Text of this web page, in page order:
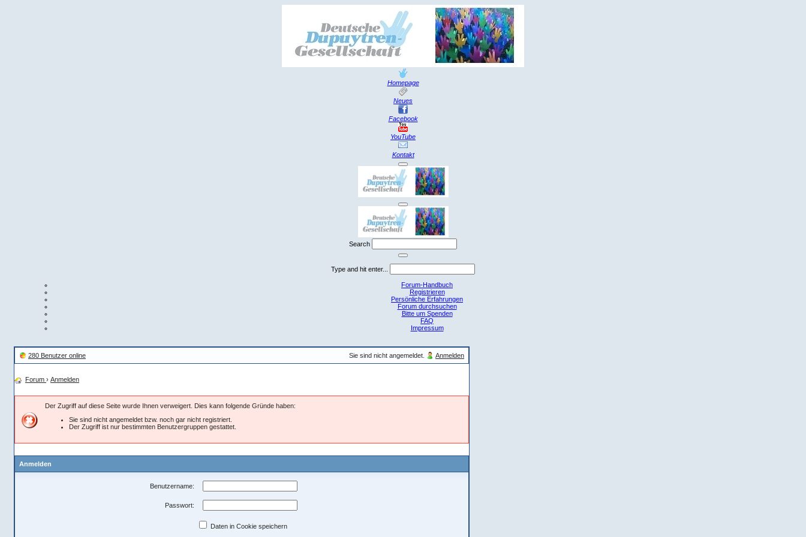
Homepage
Neues
Facebook
YouTube
Kontakt
Search
Type and hit enter...
Forum-Handbuch
Registrieren
Persönliche Erfahrungen
Forum durchsuchen
Bitte um Spenden
FAQ
Impressum
280 Benutzer online Sie sind nicht angemeldet. Anmelden
Forum › Anmelden
Der Zugriff auf diese Seite wurde Ihnen verweigert. Dies kann folgende Gründe haben:
Sie sind nicht angemeldet bzw. noch gar nicht registriert.
Der Zugriff ist nur bestimmten Benutzergruppen gestattet.
Anmelden
Benutzername:
Passwort:
Daten in Cookie speichern